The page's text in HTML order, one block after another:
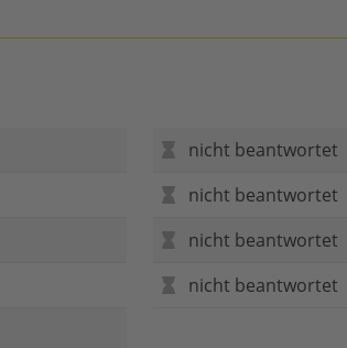
nicht beantwortet
nicht beantwortet
nicht beantwortet
nicht beantwortet